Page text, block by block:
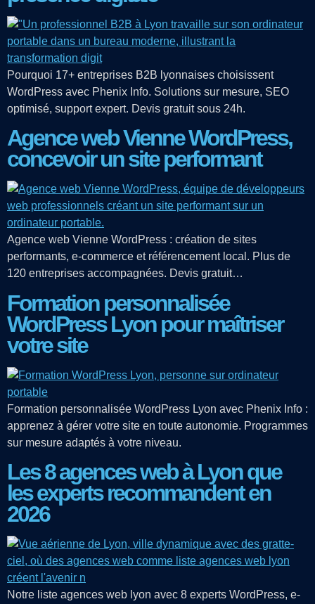
Pourquoi 17+ entreprises B2B lyonnaises choisissent
WordPress avec Phenix Info. Solutions sur mesure, SEO
optimisé, support expert. Devis gratuit sous 24h.
Agence web Vienne WordPress,
concevoir un site performant
Agence web Vienne WordPress : création de sites
performants, e-commerce et référencement local. Plus de
120 entreprises accompagnées. Devis gratuit…
Formation personnalisée
WordPress Lyon pour maîtriser
votre site
Formation personnalisée WordPress Lyon avec Phenix Info :
apprenez à gérer votre site en toute autonomie. Programmes
sur mesure adaptés à votre niveau.
Les 8 agences web à Lyon que
les experts recommandent en
2026
Notre liste agences web lyon avec 8 experts WordPress, e-